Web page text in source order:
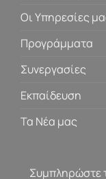
Οι Υπηρεσίες
Προγράμματα
Συνεργασίες
Εκπαίδευση
Τα Νέα μας
Συμπληρώστε